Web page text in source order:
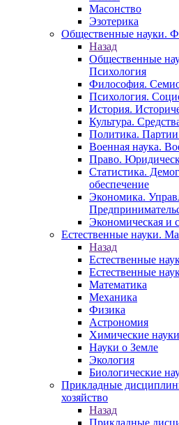
Масонство
Эзотерика
Общественные науки.
Назад
Общественные
Психология
Философия.
Психология.
История.
Культура.
Политика.
Военная наука.
Право.
Статистика.
обеспечение
Экономика.
Экономическая и
Естественные науки.
Назад
Естественные
Естественные
Математика
Механика
Физика
Астрономия
Химические науки
Науки о Земле
Экология
Биологические
Прикладные
хозяйство
Назад
Прикладные